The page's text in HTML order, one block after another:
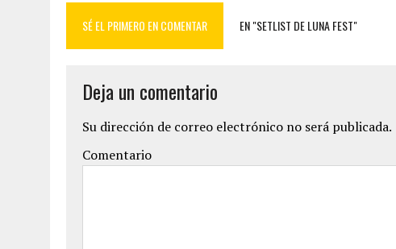
SÉ EL PRIMERO EN COMENTAR EN "SETLIST DE LUNA FEST"
Deja un comentario
Su dirección de correo electrónico no será publicada.
Comentario